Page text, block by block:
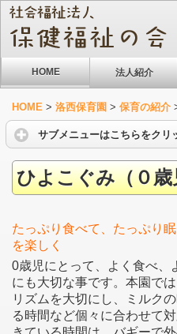
HOME 法人紹介
HOME > 洛西保育園 > 保育の紹介
サブメニューはこちらをクリ
ひよこぐみ（０
たっぷり食べて、たっぷり
を楽しく
0歳児にとって、よく食べ、
にも大切な事です。本園で
リズムを大切にし、ミルク
る時間など個々に合わせて